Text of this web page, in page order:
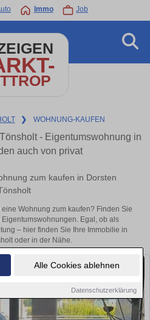
Alle Cookies ablehnen
Datenschutzerklärung
Immo Job
❯ WOHNUNG-KAUFEN
- Eigentumswohnung in
auch von privat
zum kaufen in Dorsten
Wohnung zum kaufen? Finden Sie
Egal, ob als
– hier finden Sie Ihre Immobilie in
oder in der Nähe.